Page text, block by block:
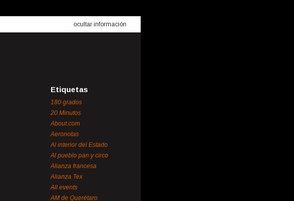
ocultar información
Etiquetas
180 grados
20 Minutos
About.com
Aeronotas
Al interior del Estado
Al pueblo pan y circo
Alianza francesa
Alianza Tex
All events
AM de Querétaro